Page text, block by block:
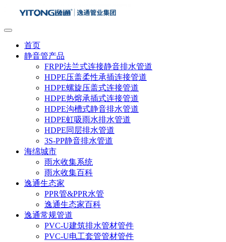
首页
静音管产品
FRPP法兰式连接静音排水管道
HDPE压盖柔性承插连接管道
HDPE螺旋压盖式连接管道
HDPE热熔承插式连接管道
HDPE沟槽式静音排水管道
HDPE虹吸雨水排水管道
HDPE同层排水管道
3S-PP静音排水管道
海绵城市
雨水收集系统
雨水收集百科
逸通生态家
PPR管&PPR水管
逸通生态家百科
逸通常规管道
PVC-U建筑排水管材管件
PVC-U电工套管管材管件